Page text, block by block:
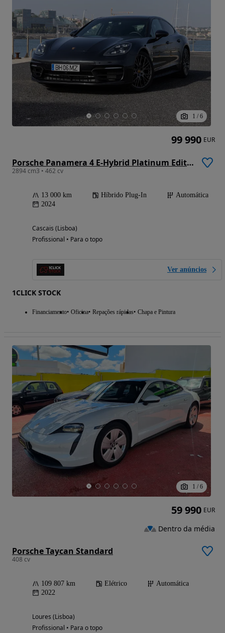
1 / 6
Porsche Panamera 4 E-Hybrid Platinum Edition com PDLS
2894 cm3 • 462 cv
13 000 km Híbrido Plug-In
Automática
2024
Cascais (Lisboa)
Profissional • Para o topo
Ver anúncios
1CLICK STOCK
Financiamento Oficina Repações rápidas Chapa e Pintura
99 990 EUR
1 / 6
Porsche Taycan Standard
408 cv
109 807 km Elétrico
Automática
2022
Loures (Lisboa)
Profissional • Para o topo
59 990 EUR
Dentro da média